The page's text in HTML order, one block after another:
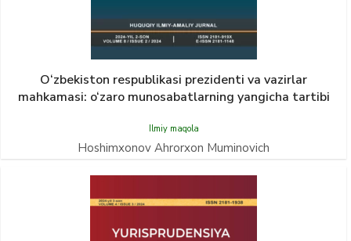
O‘zbekiston respublikasi prezidenti va vazirlar
mahkamasi: o‘zaro munosabatlarning yangicha tartibi
Ilmiy maqola
Hoshimxonov Ahrorxon Muminovich